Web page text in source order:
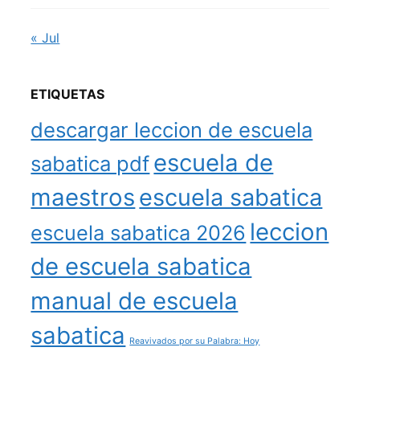
« Jul
ETIQUETAS
descargar leccion de escuela
sabatica pdfescuela de
maestros escuela sabatica
escuela sabatica 2026 leccion
de escuela sabatica
manual de escuela
sabatica
Reavivados por su Palabra: Hoy